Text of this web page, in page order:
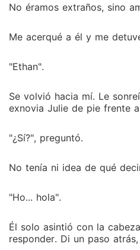
No éramos extraños, sino
Me acerqué a él y me
"Ethan".
Se volvió hacia mí. Le
exnovia Julie de pie frente
"¿Sí?", preguntó.
No tenía ni idea de qué
"Ho... hola".
Él solo asintió con la
responder. Di un paso